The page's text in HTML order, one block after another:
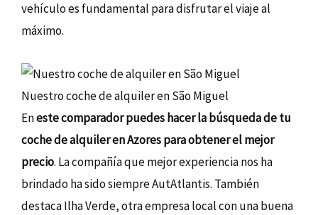
vehículo es fundamental para disfrutar el viaje al
máximo.
Nuestro coche de alquiler en São Miguel
Eneste comparador puedes hacer la búsqueda de tu
coche de alquiler en Azores para obtener el mejor
precio. La compañía que mejor experiencia nos ha
brindado ha sido siempre AutAtlantis. También
destaca Ilha Verde, otra empresa local con una buena